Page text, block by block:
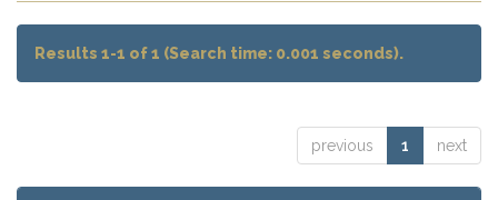
Results 1-1 of 1 (Search time: 0.001 seconds).
previous 1 next